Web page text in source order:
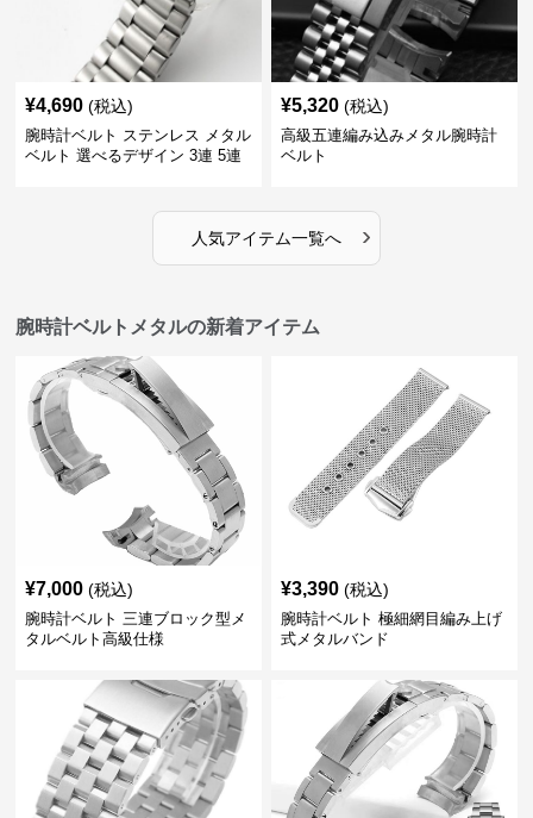
¥4,690 (税込)
腕時計ベルト ステンレス メタル
ベルト 選べるデザイン 3連 5連
¥5,320 (税込)
高級五連編み込みメタル腕時計
ベルト
人気アイテム一覧へ ›
腕時計ベルトメタルの新着アイテム
¥7,000 (税込)
腕時計ベルト 三連ブロック型メ
タルベルト高級仕様
¥3,390 (税込)
腕時計ベルト 極細網目編み上げ
式メタルバンド